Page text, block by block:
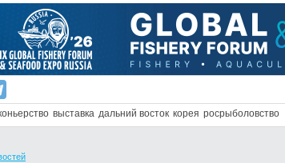
выставка дальний восток корея росрыболовство